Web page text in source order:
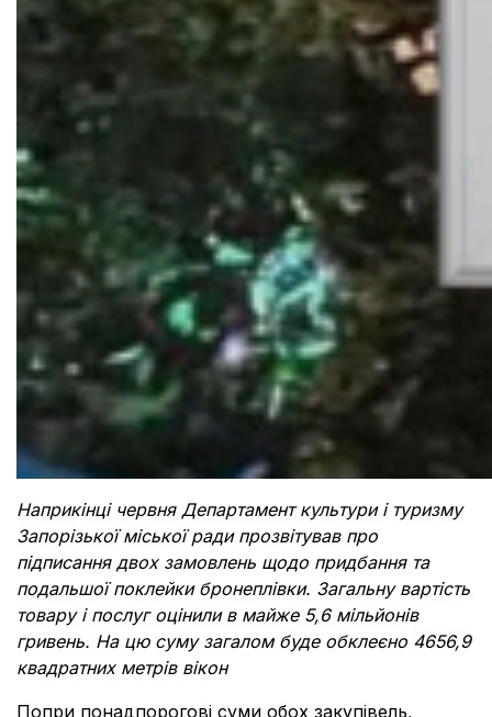
Наприкінці червня Департамент культури і туризму
Запорізької міської ради прозвітував про
підписання двох замовлень щодо придбання та
подальшої поклейки бронеплівки. Загальну вартість
товару і послуг оцінили в майже 5,6 мільйонів
гривень. На цю суму загалом буде обклеєно 4656,9
квадратних метрів вікон
Попри понадпорогові суми обох закупівель,